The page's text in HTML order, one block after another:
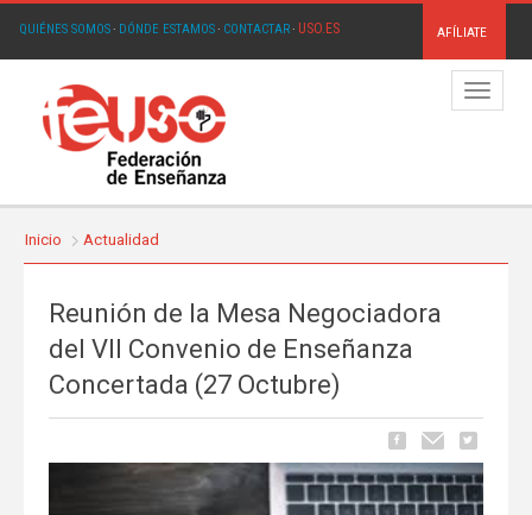
QUIÉNES SOMOS· DÓNDE ESTAMOS· CONTACTAR· USO.ES AFÍLIATE
Menú
Inicio Actualidad
Reunión de la Mesa Negociadora
del VII Convenio de Enseñanza
Concertada (27 Octubre)